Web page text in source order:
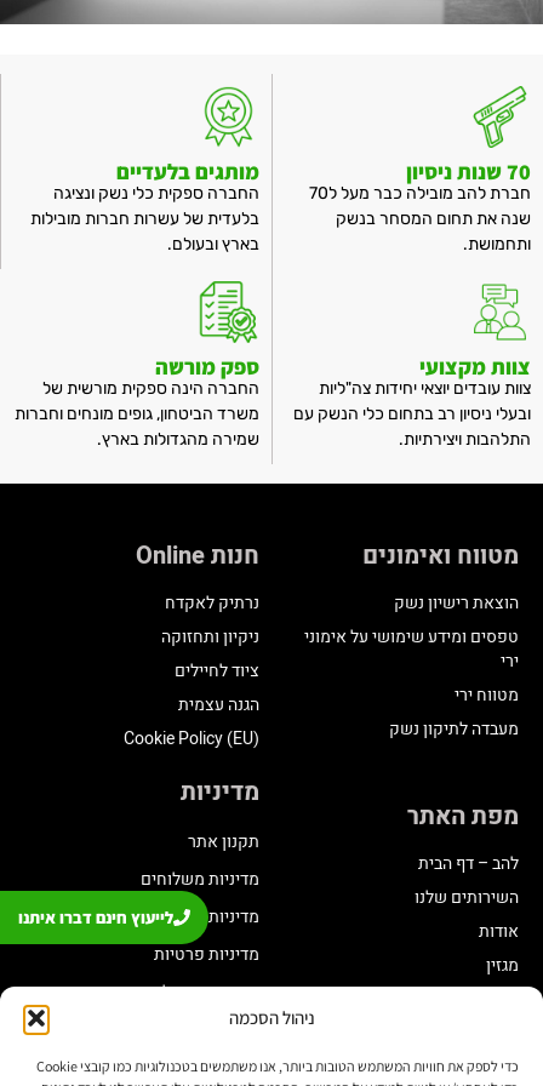
ניהול הסכמה
כדי לספק את חוויות המשתמש הטובות ביותר, אנו משתמשים בטכנולוגיות כמו קובצי Cookie
70 שנות ניסיון
חברת להב מובילה כבר מעל ל70
שנה את תחום המסחר בנשק
ותחמושת.
מותגים בלעדיים
החברה ספקית כלי נשק ונציגה
בלעדית של עשרות חברות מובילות
בארץ ובעולם.
צוות מקצועי
צוות עובדים יוצאי יחידות צה"ליות
ובעלי ניסיון רב בתחום כלי הנשק עם
התלהבות ויצירתיות.
ספק מורשה
החברה הינה ספקית מורשית של
משרד הביטחון, גופים מונחים וחברות
שמירה מהגדולות בארץ.
מטווח ואימונים
הוצאת רישיון נשק
טפסים ומידע שימושי על אימוני
ירי
מטווח ירי
מעבדה לתיקון נשק
חנות Online
נרתיק לאקדח
ניקיון ותחזוקה
ציוד לחיילים
הגנה עצמית
Cookie Policy (EU)
מפת האתר
להב – דף הבית
השירותים שלנו
אודות
מגזין
מדיניות
תקנון אתר
מדיניות משלוחים
מדיניות החזרת מוצרים
מדיניות פרטיות
תקנון מועדון לקוחות
הצהרת נגישות
שינוי בתכנית צבירה
לייעוץ חינם דברו איתנו